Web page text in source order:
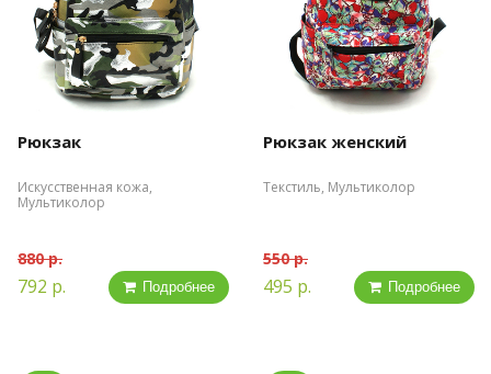
Рюкзак
Искусственная кожа,
Мультиколор
880 р.
792 р. Подробнее
Рюкзак женский
Текстиль, Мультиколор
550 р.
495 р. Подробнее